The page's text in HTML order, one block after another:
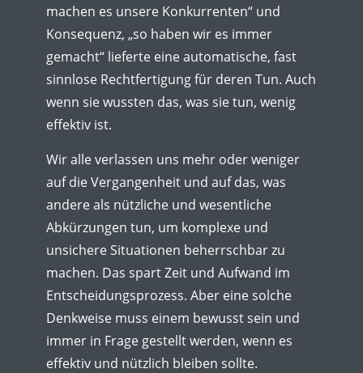
machen es unsere Konkurrenten“ und
Konsequenz, „so haben wir es immer
gemacht“ lieferte eine automatische, fast
sinnlose Rechtfertigung für deren Tun. Auch
wenn sie wussten das, was sie tun, wenig
effektiv ist.
Wir alle verlassen uns mehr oder weniger
auf die Vergangenheit und auf das, was
andere als nützliche und wesentliche
Abkürzungen tun, um komplexe und
unsichere Situationen beherrschbar zu
machen. Das spart Zeit und Aufwand im
Entscheidungsprozess. Aber eine solche
Denkweise muss einem bewusst sein und
immer in Frage gestellt werden, wenn es
effektiv und nützlich bleiben sollte.